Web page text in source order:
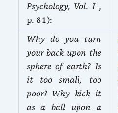
Psychology, Vol. I ,
p. 81):
Why do you turn
your back upon the
sphere of earth? Is
it too small, too
poor? Why kick it
as a ball upon a